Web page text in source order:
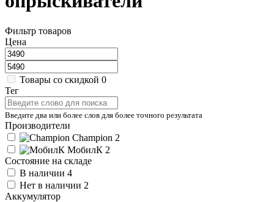
Фильтр товаров
Цена
Товары со скидкой 0
Тег
Введите два или более слов для более точного результата
Производители
Champion 2
МобилК 2
Состояние на складе
В наличии 4
Нет в наличии 2
Аккумулятор